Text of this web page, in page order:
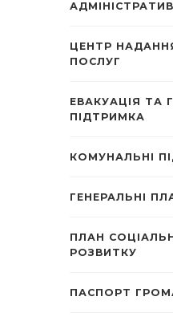
ЦЕНТР
ПОСЛУГ
ЕВАКУАЦІЯ ТА
ПІДТРИМКА
КОМУНАЛЬНІ
ГЕНЕРАЛЬНІ
ПЛАН
РОЗВИТКУ
ПАСПОРТ